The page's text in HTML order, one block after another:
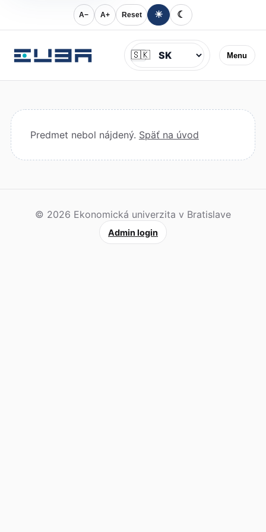
A− A+ Reset ☀ ☾
Menu
Jazyk
🇸🇰
Predmet nebol nájdený. Späť na úvod
© 2026 Ekonomická univerzita v Bratislave
Admin login